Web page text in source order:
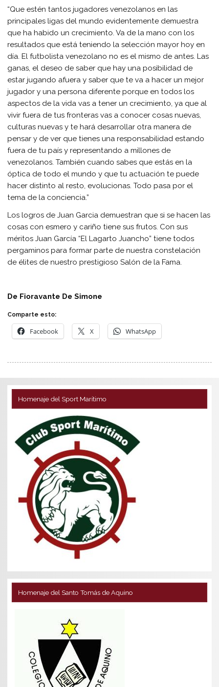
“Que estén tantos jugadores venezolanos en las
principales ligas del mundo evidentemente demuestra
que ha habido un crecimiento. Va de la mano con los
resultados que está teniendo la selección mayor hoy en
día. El futbolista venezolano no es el mismo de antes. Las
ganas, el deseo de saber que hay una posibilidad de
estar jugando afuera y saber que te va a hacer un mejor
jugador y una persona diferente porque en todos los
aspectos de la vida vas a tener un crecimiento, ya que al
vivir fuera de tus fronteras vas a conocer cosas nuevas,
culturas nuevas y te hará desarrollar otra manera de
pensar y de ver que tienes una responsabilidad estando
fuera de tu país y representando a millones de
venezolanos. También cuando sabes que estás en la
óptica de todo el mundo y que tu actuación te puede
hacer distinto al resto, evolucionas. Todo pasa por el
tema de la conciencia.”
Los logros de Juan Garcia demuestran que si se hacen las
cosas con esmero y cariño tiene sus frutos. Con sus
méritos Juan García “El Lagarto Juancho” tiene todos
pergaminos para formar parte de nuestra constelación
de élites de nuestro prestigioso Salón de la Fama.
De Fioravante De Simone
Comparte esto:
Facebook X WhatsApp
Homenaje del Sport Marítimo
Homenaje del Santo Tomás de Aquino